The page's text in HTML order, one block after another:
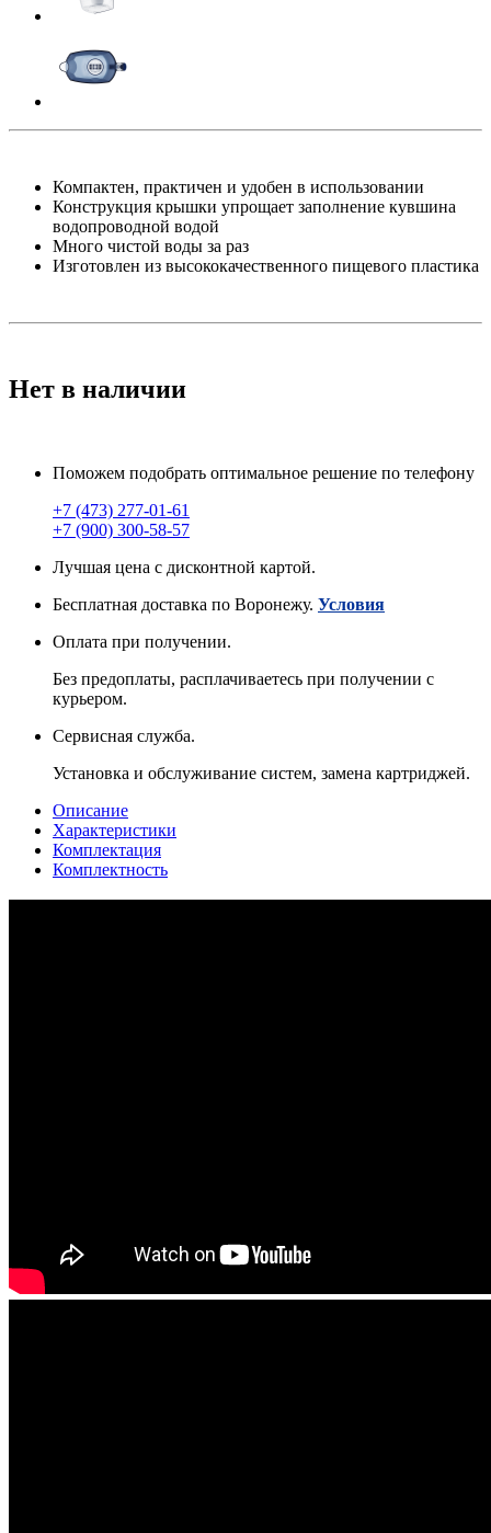
Компактен, практичен и удобен в использовании
Конструкция крышки упрощает заполнение кувшина
водопроводной водой
Много чистой воды за раз
Изготовлен из высококачественного пищевого пластика
Нет в наличии
Поможем подобрать оптимальное решение по телефону
+7 (473) 277-01-61
+7 (900) 300-58-57
Лучшая цена с дисконтной картой.
Бесплатная доставка по Воронежу. Условия
Оплата при получении.
Без предоплаты, расплачиваетесь при получении с
курьером.
Сервисная служба.
Установка и обслуживание систем, замена картриджей.
Описание
Характеристики
Комплектация
Комплектность